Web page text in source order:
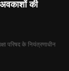
की
परिषद के नियंत्रणाधीन